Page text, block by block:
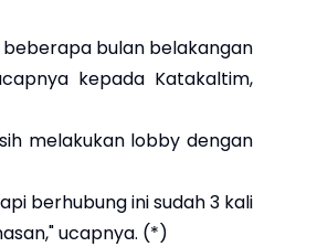
bulan belakangan
kepada Katakaltim,
melakukan lobby dengan
berhubung ini sudah 3 kali
ucapnya. (*)